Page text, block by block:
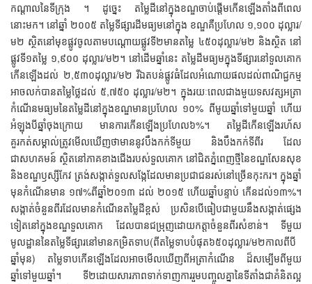
កណ្តាលនៃទីក្រុង ។ ដូច្នេះ តម្លៃដីនៅក្នុងខណ្ឌចាប់ផ្តើមកើនឡើងតាំងពីពេល
នោះមក។ នៅឆ្នាំ ២០០៥ តម្លៃទីផ្សារដីមធ្យមនៅក្នុង ខណ្ឌគឺប្រហែល ១,១០០ ដុល្លារ/
ម២ ស្ថិតនៅមុខផ្លូវចូលតាមបណ្តោយផ្លូវទី២មានតម្លៃ ៤៥០ដុល្លារ/ម២ និងស្ថិត នៅ
ផ្លូវទី១តម្លៃ ១,៩០០ ដុល្លារ/ម២។ នៅដើមឆ្នាំនេះ តម្លៃដីមធ្យមក្នុងទីផ្សារនៅទួលគោក
កើនឡើងដល់ ២,៥៣០ដុល្លារ/ម២ រីឯតបន់ផ្លូវធំដែលអំណោយផលដល់ពាណិជ្ជកម្ម
អាចលក់បានតម្លៃថ្លៃដល់ ៥,៧៥០ ដុល្លារ/ម២។ ក្នុងរយៈពេលជាងមួយទសវត្សអត្រា
កំណើនមធ្យមនៃតម្លៃដីនៅក្នុងខណ្ឌមានប្រហែល ១០% ពីមូយឆ្នាំទៅមួយឆ្នាំ ហើយ
អំឡុងបីឆ្នាំចុងក្រោយ មានការកើនឡើងប្រហែល៦%។ តម្លៃដីកើនឡើងរហ័ស
គួរកត់សម្គាល់ត្រូវមើលឃើញថាមាននូវបឹងកក់ទីមួយ និងបឹងកក់ទីពីរ ដែល
ជាសហគមន៍ ស្ថិតនៅភាគខាងជើងរបស់ទួលគោក នៅជិតភ្នំពេញថ្មីនៃខណ្ឌសែនសុខ
និងខណ្ឌឫស្សីកែវ ត្រង់សង្កាត់ទួលសង្កែដែលមានប្រជាជនរស់នៅច្រើនកុះករ។ ក្នុងឆ្នាំ
មុនកំណើនមាន ១៧%ពីឆ្នាំ២០១៣ ដល់ ២០១៥ ហើយឆ្នាំបន្ទាប់ កើនដល់១៣%។
សង្កាត់ចំនួនពីរដែលមានកំណើនតម្លៃដីខ្ពស់ ប្រសិនបើធៀបជាមួយនឹងសង្កាត់ផ្សេង
ទៀតនៅក្នុងខណ្ឌទួលគោក ដែលបានជម្រុញដោយកត្តាចំនួនពីរសំខាន់។ ទីមួយ
មូលដ្ឋាននៃតម្លៃទីផ្សារនៅមានកម្រិតទាប(ពីតម្លៃទាបបំផុត៦៥០ដុល្លារ/ម២កាលពីបី
ឆ្នាំមុន) តម្លៃទាបកើនឡើងដែលអាចមើលឃើញពីអត្រាកំណើន ដ៏សម្បើមពីមួយ
ឆ្នាំទៅមួយឆ្នាំ។ ទី២ដោយសារភាពទាក់ទាញការរួមបញ្ចូលគ្នានៃទីតាំងជាគំនិតល្អ